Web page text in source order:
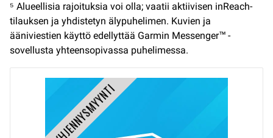
⁵ Alueellisia rajoituksia voi olla; vaatii aktiivisen inReach-
tilauksen ja yhdistetyn älypuhelimen. Kuvien ja
ääniviestien käyttö edellyttää Garmin Messenger™ -
sovellusta yhteensopivassa puhelimessa.
TYHJENNYSMYYNTI